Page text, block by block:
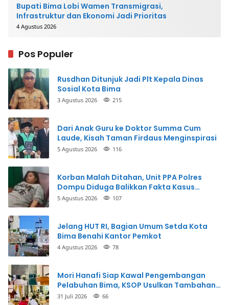
Bupati Bima Lobi Wamen Transmigrasi,
Infrastruktur dan Ekonomi Jadi Prioritas
4 Agustus 2026
Pos Populer
Rusdhan Ditunjuk Jadi Plt Kepala Dinas
Sosial Kota Bima
3 Agustus 2026 215
Dari Anak Guru ke Doktor Summa Cum
Laude, Kisah Taman Firdaus Menginspirasi
5 Agustus 2026 116
Korban Malah Ditahan, Unit PPA Polres
Dompu Diduga Balikkan Fakta Kasus
Penganiayaan
5 Agustus 2026 107
Jelang HUT RI, Bagian Umum Setda Kota
Bima Benahi Kantor Pemkot
4 Agustus 2026 78
Mori Hanafi Siap Kawal Pengembangan
Pelabuhan Bima, KSOP Usulkan Tambahan
Dermaga Rp400 Miliar
31 Juli 2026 66